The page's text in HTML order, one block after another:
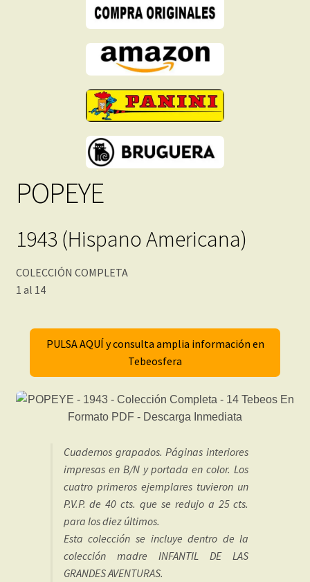
POPEYE
1943 (Hispano Americana)
COLECCIÓN COMPLETA
1 al 14
PULSA AQUÍ y consulta amplia información en
Tebeosfera
Cuadernos grapados. Páginas interiores
impresas en B/N y portada en color. Los
cuatro primeros ejemplares tuvieron un
P.V.P. de 40 cts. que se redujo a 25 cts.
para los diez últimos.
Esta colección se incluye dentro de la
colección madre INFANTIL DE LAS
GRANDES AVENTURAS.